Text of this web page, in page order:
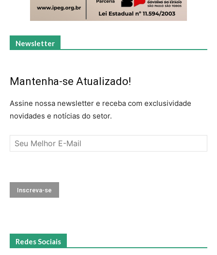
Mantenha-se Atualizado!
novidades e notícias do setor.